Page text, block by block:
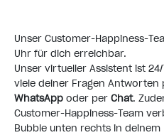
Unser Customer-Happiness-
Uhr für dich erreichbar.
Unser virtueller Assistent ist
viele deiner Fragen
WhatsApp oder per Chat.
Customer-Happiness-Team
Bubble unten rechts in